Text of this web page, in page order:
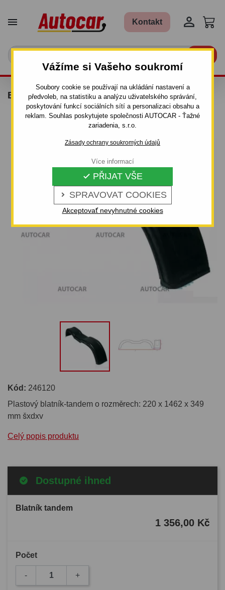
Vážíme si Vašeho soukromí
Soubory cookie se používají na ukládání nastavení a
předvoleb, na statistiku a analýzu uživatelského správání,
poskytování funkcí sociálních sítí a personalizaci obsahu a
reklam. Souhlas poskytujete společnosti AUTOCAR - Ťažné
zariadenia, s.r.o.
Zásady ochrany soukromých údajů
 SPRAVOVAT COOKIES
 PŘIJAT VŠE
Akceptovať nevyhnutné cookies
Více informací
 Kontakt 
BLATNÍK TANDEM
Kód: 246120
Plastový blatník-tandem o rozměrech: 220 x 1462 x 349
mm šxdxv
Celý popis produktu
Dostupné ihned
Blatník tandem
1 356,00 Kč
Počet
- +